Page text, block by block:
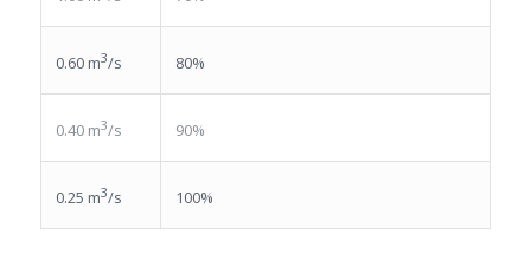
0.60 m3/s 80%
0.40 m3/s 90%
0.25 m3/s 100%